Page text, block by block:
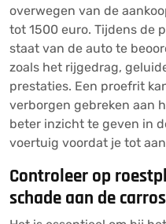
overwegen van de
tot 1500 euro. Tijdens de
staat van de auto te
zoals het rijgedrag,
prestaties. Een proefrit
verborgen gebreken aan
beter inzicht te geven in
voertuig voordat je tot
Controleer op
schade aan de